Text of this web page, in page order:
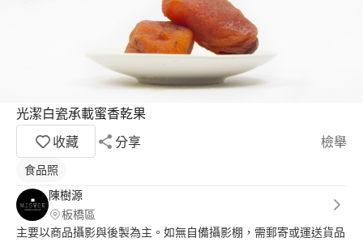
光潔白瓷承載蜜香乾果
收藏
分享 檢舉
食品照
陳樹源
板橋區
主要以商品攝影與後製為主。如無自備攝影棚，需郵寄或運送貨品